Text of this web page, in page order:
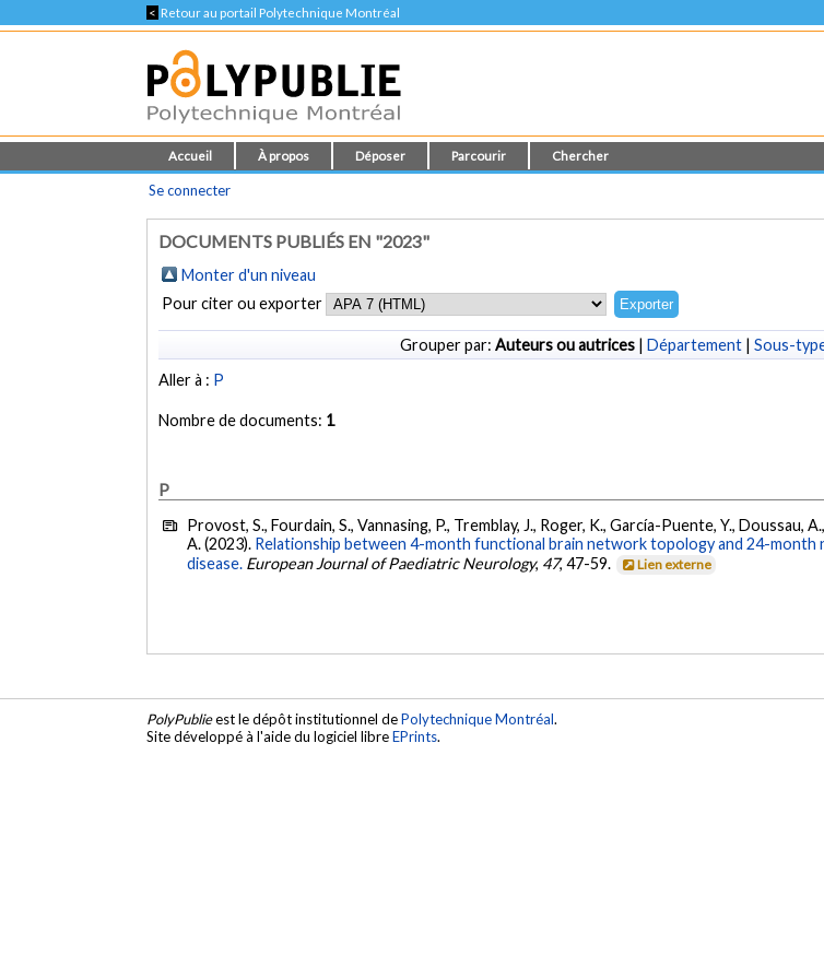
< Retour au portail Polytechnique Montréal
Accueil À propos Déposer Parcourir Chercher
Se connecter
DOCUMENTS PUBLIÉS EN "2023"
Monter d'un niveau
Pour citer ou exporter
Grouper par: Auteurs ou autrices| Département| Sous-
Aller à : P
Nombre de documents: 1
P
Provost, S., Fourdain, S., Vannasing, P., Tremblay, J., Roger, K., García-Puente, Y., Doussau,
A. (2023). Relationship between 4-month functional brain network topology and 24-
disease. European Journal of Paediatric Neurology, 47, 47-59. Lien externe
PolyPublieest le dépôt institutionnel dePolytechnique Montréal.
Site développé à l'aide du logiciel libreEPrints.